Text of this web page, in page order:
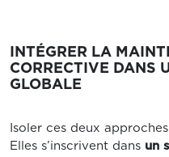
INTÉGRER LA
CORRECTIVE DANS
GLOBALE
Isoler ces deux
Elles s’inscrivent dans un